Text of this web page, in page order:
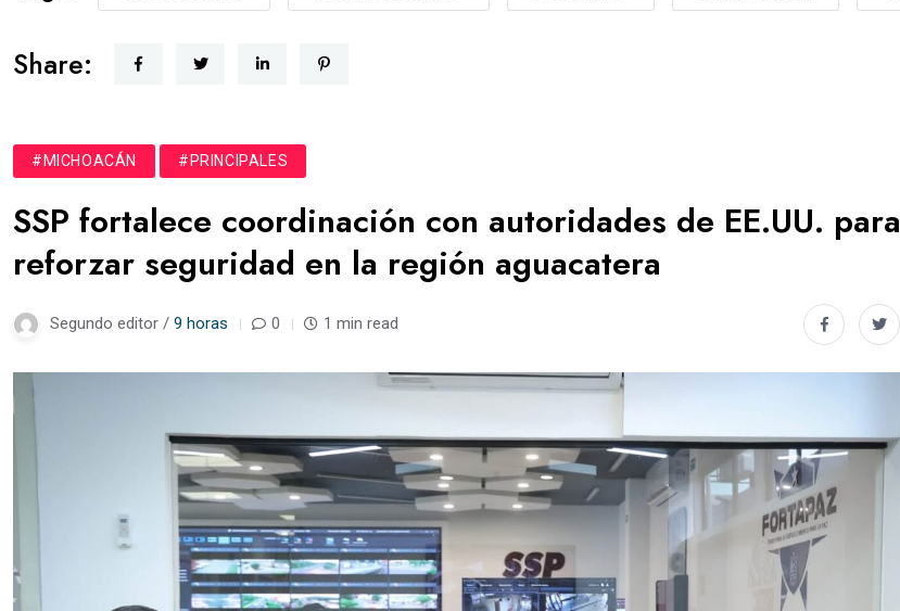
Share:
#MICHOACÁN #PRINCIPALES
SSP fortalece coordinación con autoridades de EE.UU. para
reforzar seguridad en la región aguacatera
Segundo editor / 9 horas 0 1 min read